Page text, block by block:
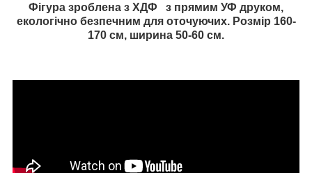
Фігура зроблена з ХДФ з прямим УФ друком,
екологічно безпечним для оточуючих. Розмір 160-
170 см, ширина 50-60 см.